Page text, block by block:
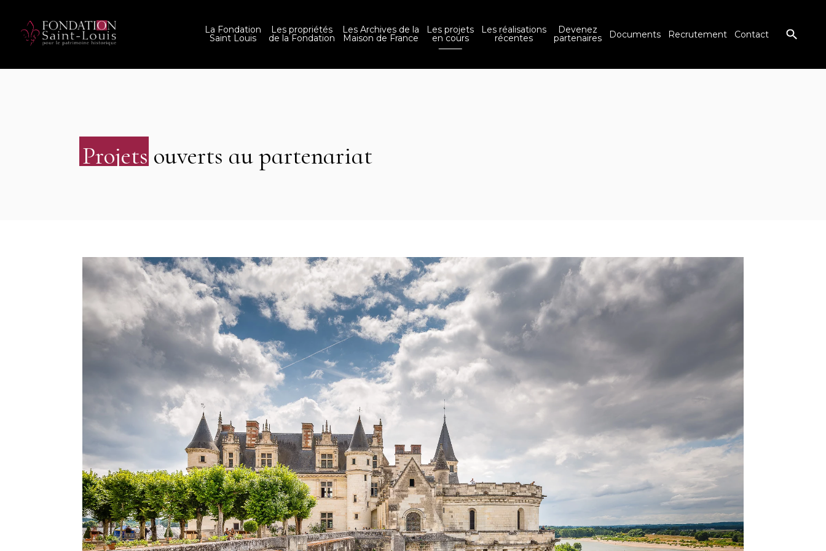
La Fondation
Saint Louis
Les propriétés
de la Fondation
Les Archives de la
Maison de France
Les projets
en cours
Les réalisations
récentes
Devenez
partenaires Documents Recrutement Contact
Projets ouverts au partenariat